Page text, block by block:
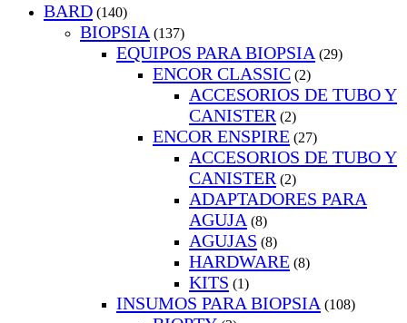
BARD (140)
BIOPSIA (137)
EQUIPOS PARA BIOPSIA (29)
ENCOR CLASSIC (2)
ACCESORIOS DE TUBO Y
CANISTER (2)
ENCOR ENSPIRE (27)
ACCESORIOS DE TUBO Y
CANISTER (2)
ADAPTADORES PARA
AGUJA (8)
AGUJAS (8)
HARDWARE (8)
KITS (1)
INSUMOS PARA BIOPSIA (108)